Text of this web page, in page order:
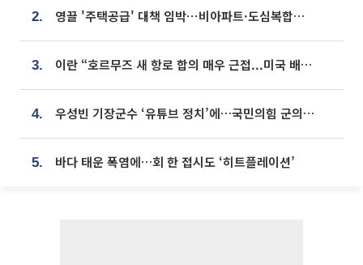
2. 영끌 '주택공급' 대책 임박⋯비아파트·도심복합까지 총동원
3. 이란 “호르무즈 새 항로 합의 매우 근접...미국 배상 먼저”
4. 우성빈 기장군수 ‘유튜브 정치’에…국민의힘 군의원들 집단 반발
5. 바다 태운 폭염에…회 한 접시도 ‘히트플레이션’